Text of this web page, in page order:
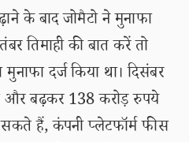
के बाद जोमैटो ने मुनाफा
तिमाही की बात करें तो
दर्ज किया था। दिसंबर
और बढ़कर 138 करोड़ रुपये
हैं, कंपनी प्लेटफॉर्म फीस